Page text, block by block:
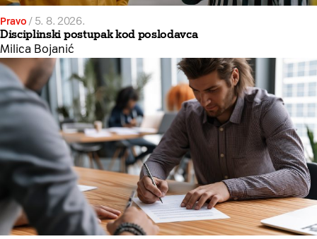
Pravo / 5. 8. 2026.
Disciplinski postupak kod poslodavca
Milica Bojanić